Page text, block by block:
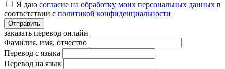
Я даю согласие на обработку моих персональных данных в
соответствии с политикой конфиденциальности
Отправить
заказать перевод онлайн
Фамилия, имя, отчество
Перевод с языка
Перевод на язык